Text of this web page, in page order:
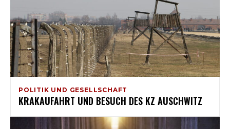
POLITIK UND GESELLSCHAFT
KRAKAUFAHRT UND BESUCH DES KZ AUSCHWITZ